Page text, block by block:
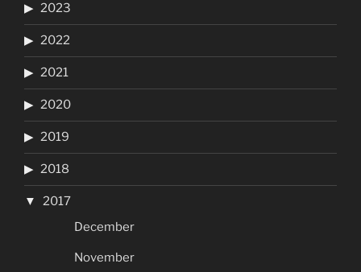
2023
2022
2021
2020
2019
2018
2017
December
November